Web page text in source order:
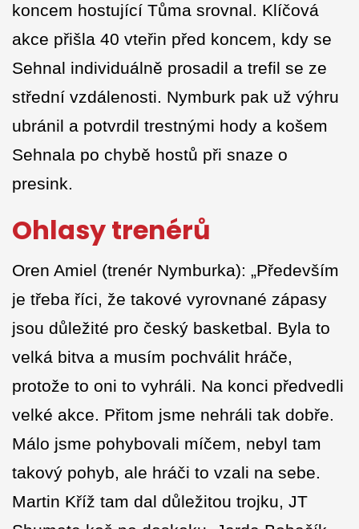
koncem hostující Tůma srovnal. Klíčová
akce přišla 40 vteřin před koncem, kdy se
Sehnal individuálně prosadil a trefil se ze
střední vzdálenosti. Nymburk pak už výhru
ubránil a potvrdil trestnými hody a košem
Sehnala po chybě hostů při snaze o
presink.
Ohlasy trenérů
Oren Amiel (trenér Nymburka): „Především
je třeba říci, že takové vyrovnané zápasy
jsou důležité pro český basketbal. Byla to
velká bitva a musím pochválit hráče,
protože to oni to vyhráli. Na konci předvedli
velké akce. Přitom jsme nehráli tak dobře.
Málo jsme pohybovali míčem, nebyl tam
takový pohyb, ale hráči to vzali na sebe.
Martin Kříž tam dal důležitou trojku, JT